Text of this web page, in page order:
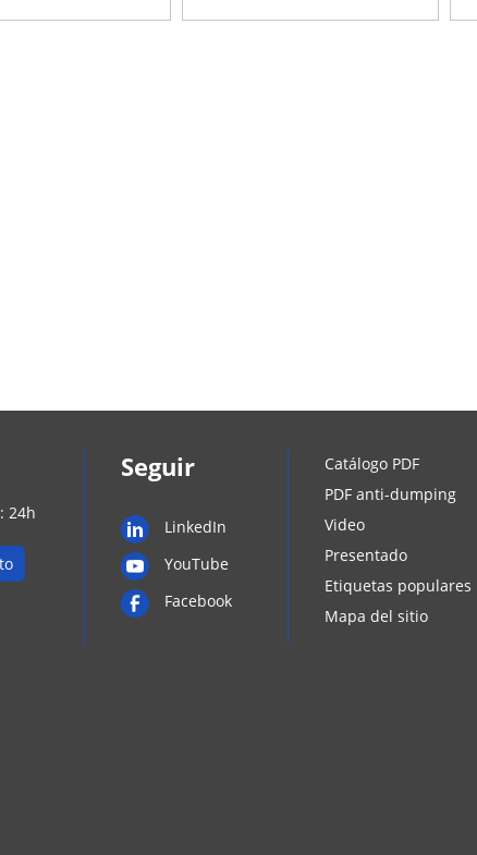
en 1, de 800 lb,
manual de aluminio
24h
Seguir
LinkedIn
YouTube
Facebook
Catálogo PDF
PDF anti-dumping
Video
Presentado
Etiquetas populares
Mapa del sitio